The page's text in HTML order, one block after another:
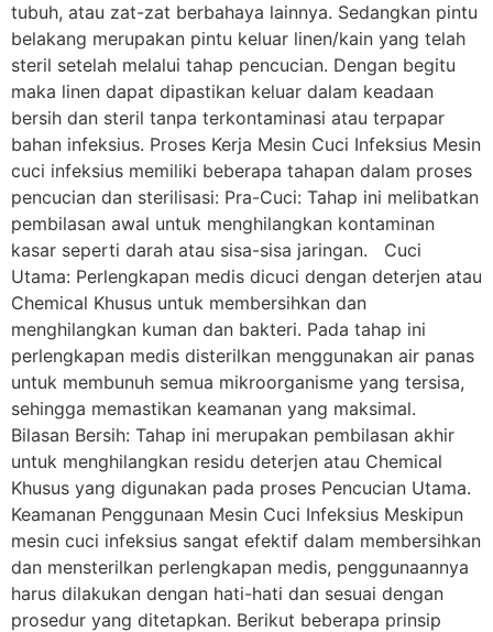
tubuh, atau zat-zat berbahaya lainnya. Sedangkan pintu
belakang merupakan pintu keluar linen/kain yang telah
steril setelah melalui tahap pencucian. Dengan begitu
maka linen dapat dipastikan keluar dalam keadaan
bersih dan steril tanpa terkontaminasi atau terpapar
bahan infeksius. Proses Kerja Mesin Cuci Infeksius Mesin
cuci infeksius memiliki beberapa tahapan dalam proses
pencucian dan sterilisasi: Pra-Cuci: Tahap ini melibatkan
pembilasan awal untuk menghilangkan kontaminan
kasar seperti darah atau sisa-sisa jaringan. Cuci
Utama: Perlengkapan medis dicuci dengan deterjen atau
Chemical Khusus untuk membersihkan dan
menghilangkan kuman dan bakteri. Pada tahap ini
perlengkapan medis disterilkan menggunakan air panas
untuk membunuh semua mikroorganisme yang tersisa,
sehingga memastikan keamanan yang maksimal.
Bilasan Bersih: Tahap ini merupakan pembilasan akhir
untuk menghilangkan residu deterjen atau Chemical
Khusus yang digunakan pada proses Pencucian Utama.
Keamanan Penggunaan Mesin Cuci Infeksius Meskipun
mesin cuci infeksius sangat efektif dalam membersihkan
dan mensterilkan perlengkapan medis, penggunaannya
harus dilakukan dengan hati-hati dan sesuai dengan
prosedur yang ditetapkan. Berikut beberapa prinsip